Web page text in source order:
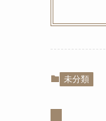
未分類